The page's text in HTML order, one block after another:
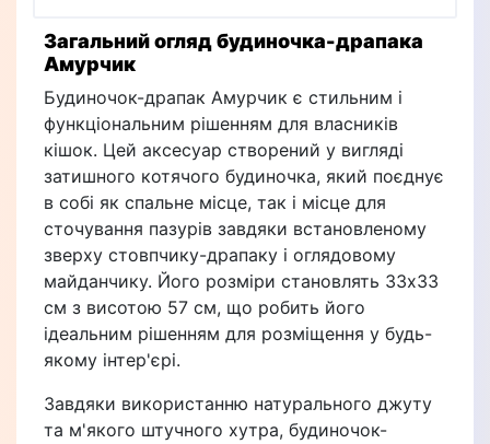
Загальний огляд будиночка-драпака
Амурчик
Будиночок-драпак Амурчик є стильним і
функціональним рішенням для власників
кішок. Цей аксесуар створений у вигляді
затишного котячого будиночка, який поєднує
в собі як спальне місце, так і місце для
сточування пазурів завдяки встановленому
зверху стовпчику-драпаку і оглядовому
майданчику. Його розміри становлять 33х33
см з висотою 57 см, що робить його
ідеальним рішенням для розміщення у будь-
якому інтер'єрі.
Завдяки використанню натурального джуту
та м'якого штучного хутра, будиночок-